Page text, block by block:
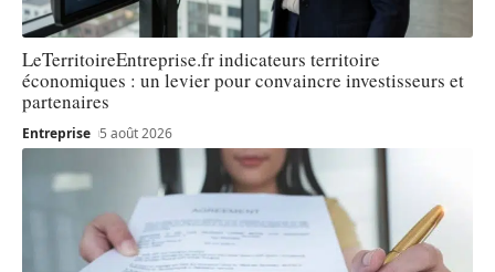
LeTerritoireEntreprise.fr indicateurs territoire
économiques : un levier pour convaincre investisseurs et
partenaires
Entreprise 5 août 2026